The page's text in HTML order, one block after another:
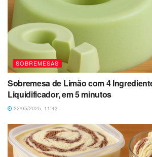
SOBREMESAS
Sobremesa de Limão com 4
Liquidificador, em 5 minutos
22/05/2025, 11:43